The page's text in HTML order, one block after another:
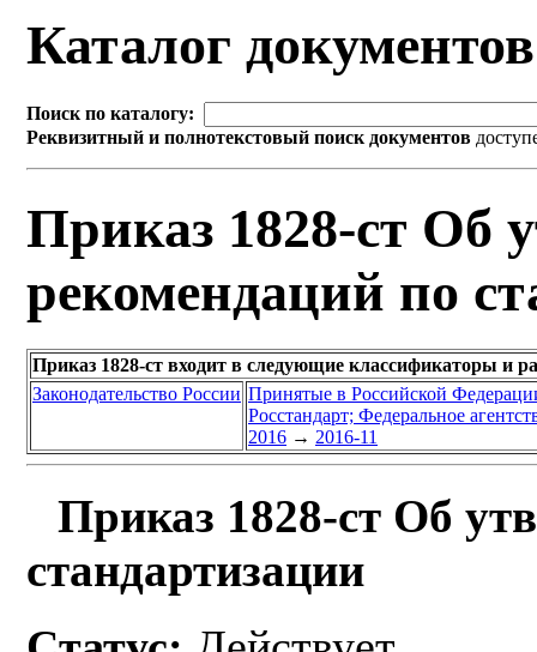
Каталог
Поиск по каталогу:
Реквизитный и полнотекстовый поиск документов
Приказ 1828-ст Об
рекомендаций по
Приказ 1828-ст входит в следующие классификаторы и
Законодательство России Принятые в Российской
Росстандарт; Федеральное
2016 → 2016-11
Приказ 1828-ст Об
стандартизации